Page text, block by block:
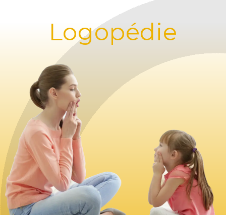
Logopédie